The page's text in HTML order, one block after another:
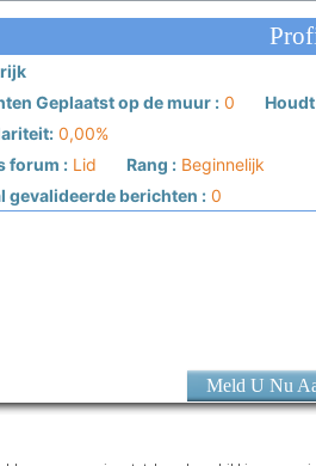
Geplaatst op de muur :0
0,00%
forum :Lid Rang :Beginnelijk
gevalideerde berichten :0
Meld U Nu